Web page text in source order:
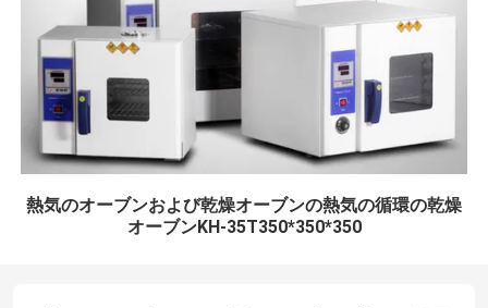
熱気のオーブンおよび乾燥オーブンの熱気の循環の乾燥
オーブンKH-35T350*350*350